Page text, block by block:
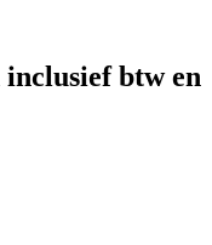
btw en